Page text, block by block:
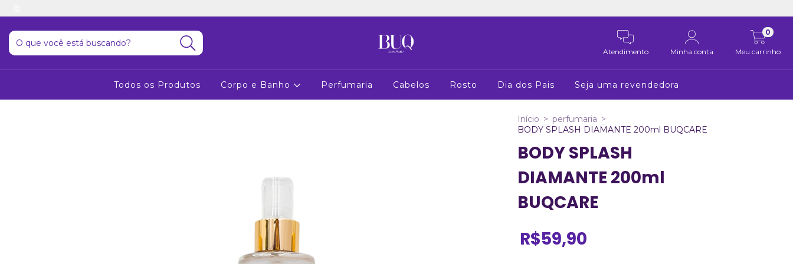
Atendimento Minha conta Meu carrinho
0
Todos os Produtos Corpo e Banho Perfumaria Cabelos Rosto Dia dos Pais Seja uma revendedora
Início > perfumaria >
BODY SPLASH DIAMANTE 200ml BUQCARE
BODY SPLASH
DIAMANTE 200ml
BUQCARE
R$59,90